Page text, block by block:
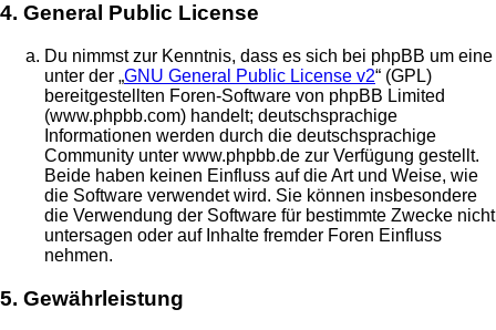
4. General Public License
Du nimmst zur Kenntnis, dass es sich bei phpBB um eine
unter der „GNU General Public License v2“ (GPL)
bereitgestellten Foren-Software von phpBB Limited
(www.phpbb.com) handelt; deutschsprachige
Informationen werden durch die deutschsprachige
Community unter www.phpbb.de zur Verfügung gestellt.
Beide haben keinen Einfluss auf die Art und Weise, wie
die Software verwendet wird. Sie können insbesondere
die Verwendung der Software für bestimmte Zwecke nicht
untersagen oder auf Inhalte fremder Foren Einfluss
nehmen.
5. Gewährleistung